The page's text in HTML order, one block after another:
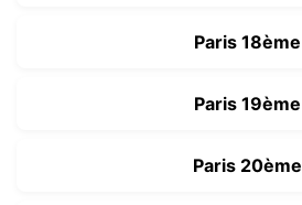
Paris 18ème
Paris 19ème
Paris 20ème